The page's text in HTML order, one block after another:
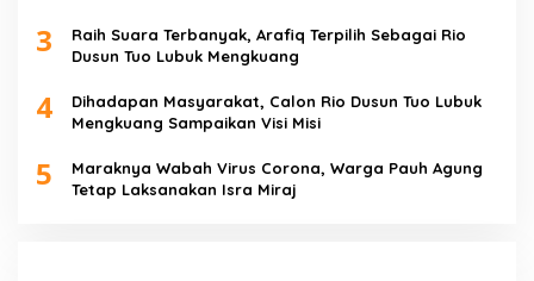
3
Raih Suara Terbanyak, Arafiq Terpilih Sebagai Rio
Dusun Tuo Lubuk Mengkuang
4
Dihadapan Masyarakat, Calon Rio Dusun Tuo Lubuk
Mengkuang Sampaikan Visi Misi
5
Maraknya Wabah Virus Corona, Warga Pauh Agung
Tetap Laksanakan Isra Miraj